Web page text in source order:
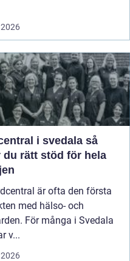
i svedala så
du rätt stöd för hela
är ofta den första
med hälso- och
För många i Svedala
v...